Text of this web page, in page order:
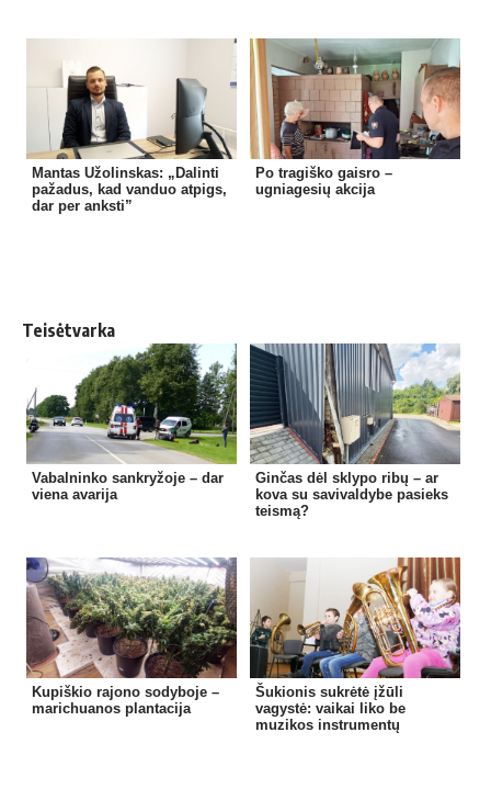
Mantas Užolinskas: „Dalinti
pažadus, kad vanduo atpigs,
dar per anksti”
Po tragiško gaisro –
ugniagesių akcija
Teisėtvarka
Vabalninko sankryžoje – dar
viena avarija
Ginčas dėl sklypo ribų – ar
kova su savivaldybe pasieks
teismą?
Kupiškio rajono sodyboje –
marichuanos plantacija
Šukionis sukrėtė įžūli
vagystė: vaikai liko be
muzikos instrumentų